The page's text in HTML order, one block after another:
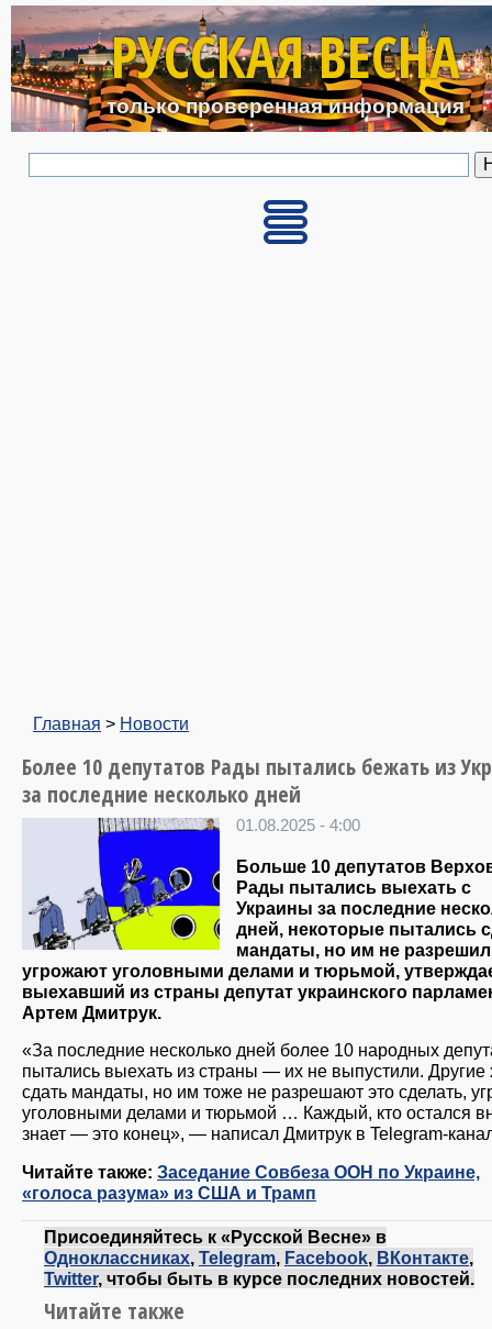
Перейти к основному
РУССКАЯ ВЕСНА
только проверенная информация
Главная > Новости
Более 10 депутатов Рады пытались бежать из
за последние несколько дней
01.08.2025 - 4:00
Больше 10 депутатов
Рады пытались выехать с
Украины за последние
дней, некоторые пытались
мандаты, но им не
угрожают уголовными делами и тюрьмой,
выехавший из страны депутат украинского
Артем Дмитрук.
«За последние несколько дней более 10 народных
пытались выехать из страны — их не выпустили. Другие
сдать мандаты, но им тоже не разрешают это сделать,
уголовными делами и тюрьмой … Каждый, кто остался
знает — это конец», — написал Дмитрук в Telegram-
Читайте также: Заседание Совбеза ООН по Украине,
«голоса разума» из США и Трамп
Присоединяйтесь к «Русской Весне» в
Одноклассниках, Telegram, Facebook, ВКонтакте,
Twitter, чтобы быть в курсе последних новостей.
Читайте также